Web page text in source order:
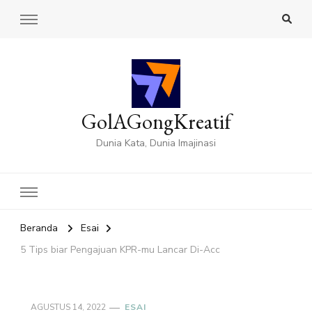
GolAGongKreatif
Dunia Kata, Dunia Imajinasi
Beranda
Esai
5 Tips biar Pengajuan KPR-mu Lancar Di-Acc
AGUSTUS 14, 2022 ESAI